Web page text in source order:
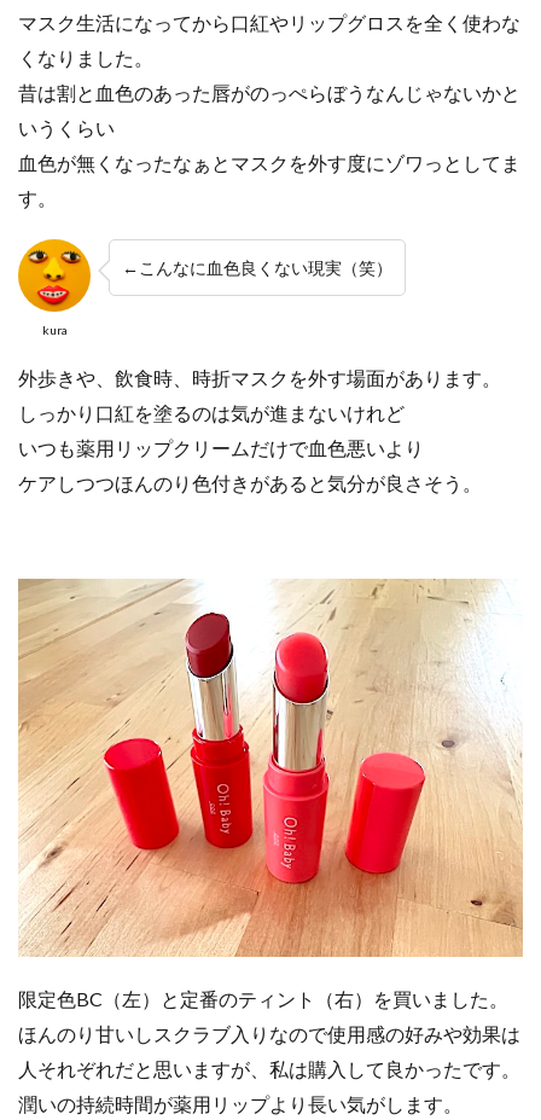
マスク生活になってから口紅やリップグロスを全く使わな
くなりました。
昔は割と血色のあった唇がのっぺらぼうなんじゃないかと
いうくらい
血色が無くなったなぁとマスクを外す度にゾワっとしてま
す。
kura
←こんなに血色良くない現実（笑）
外歩きや、飲食時、時折マスクを外す場面があります。
しっかり口紅を塗るのは気が進まないけれど
いつも薬用リップクリームだけで血色悪いより
ケアしつつほんのり色付きがあると気分が良さそう。
限定色BC（左）と定番のティント（右）を買いました。
ほんのり甘いしスクラブ入りなので使用感の好みや効果は
人それぞれだと思いますが、私は購入して良かったです。
潤いの持続時間が薬用リップより長い気がします。